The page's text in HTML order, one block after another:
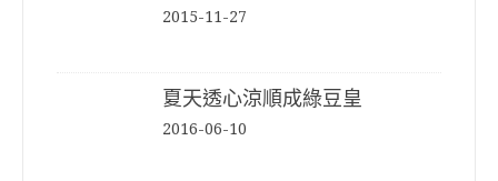
2015-11-27
夏天透心涼順成綠豆皇
2016-06-10